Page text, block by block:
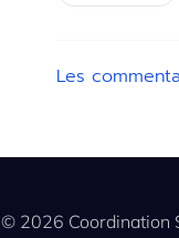
Les
© 2026 Coordination